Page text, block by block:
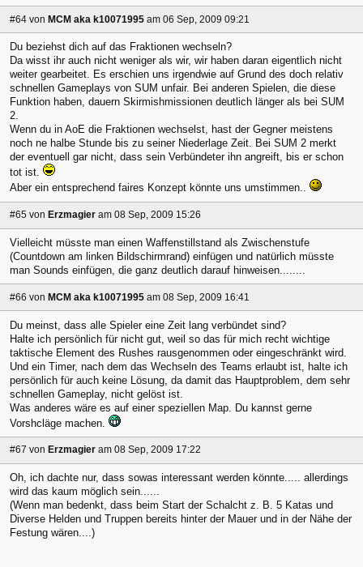
#64 von MCM aka k10071995 am 06 Sep, 2009 09:21
Du beziehst dich auf das Fraktionen wechseln?
Da wisst ihr auch nicht weniger als wir, wir haben daran eigentlich nicht
weiter gearbeitet. Es erschien uns irgendwie auf Grund des doch relativ
schnellen Gameplays von SUM unfair. Bei anderen Spielen, die diese
Funktion haben, dauern Skirmishmissionen deutlich länger als bei SUM
2.
Wenn du in AoE die Fraktionen wechselst, hast der Gegner meistens
noch ne halbe Stunde bis zu seiner Niederlage Zeit. Bei SUM 2 merkt
der eventuell gar nicht, dass sein Verbündeter ihn angreift, bis er schon
tot ist.
Aber ein entsprechend faires Konzept könnte uns umstimmen..
#65 von Erzmagier am 08 Sep, 2009 15:26
Vielleicht müsste man einen Waffenstillstand als Zwischenstufe
(Countdown am linken Bildschirmrand) einfügen und natürlich müsste
man Sounds einfügen, die ganz deutlich darauf hinweisen........
#66 von MCM aka k10071995 am 08 Sep, 2009 16:41
Du meinst, dass alle Spieler eine Zeit lang verbündet sind?
Halte ich persönlich für nicht gut, weil so das für mich recht wichtige
taktische Element des Rushes rausgenommen oder eingeschränkt wird.
Und ein Timer, nach dem das Wechseln des Teams erlaubt ist, halte ich
persönlich für auch keine Lösung, da damit das Hauptproblem, dem sehr
schnellen Gameplay, nicht gelöst ist.
Was anderes wäre es auf einer speziellen Map. Du kannst gerne
Vorshcläge machen.
#67 von Erzmagier am 08 Sep, 2009 17:22
Oh, ich dachte nur, dass sowas interessant werden könnte..... allerdings
wird das kaum möglich sein......
(Wenn man bedenkt, dass beim Start der Schalcht z. B. 5 Katas und
Diverse Helden und Truppen bereits hinter der Mauer und in der Nähe der
Festung wären....)